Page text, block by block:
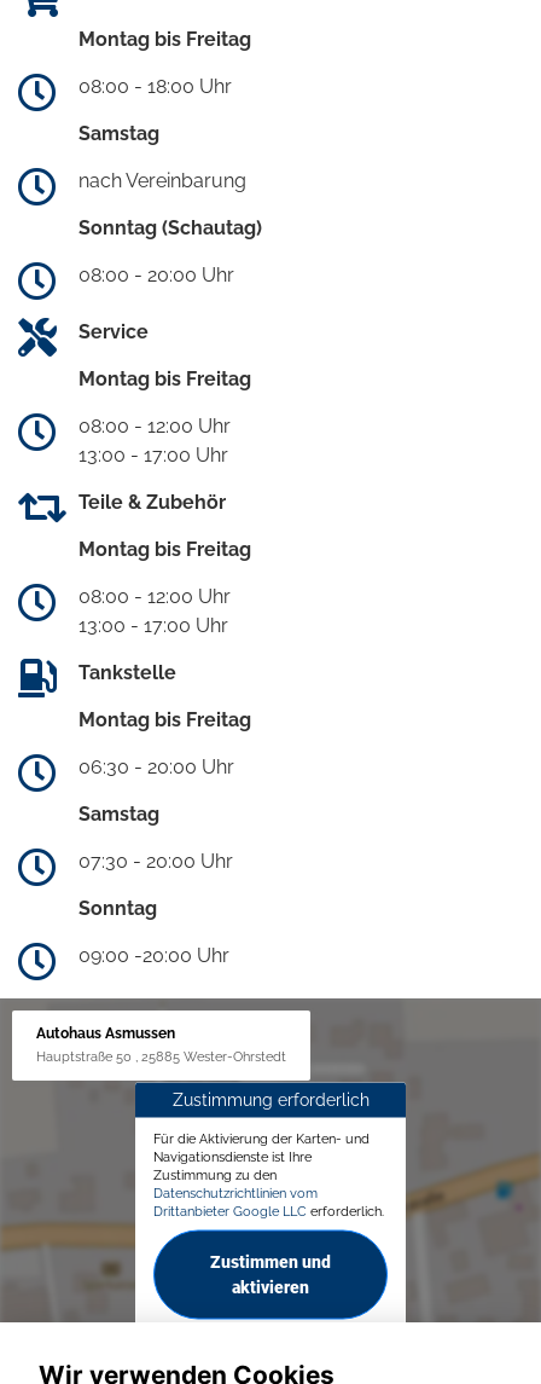
Montag bis Freitag
08:00 - 18:00 Uhr
Samstag
nach Vereinbarung
Sonntag (Schautag)
08:00 - 20:00 Uhr
Service
Montag bis Freitag
08:00 - 12:00 Uhr
13:00 - 17:00 Uhr
Teile & Zubehör
Montag bis Freitag
08:00 - 12:00 Uhr
13:00 - 17:00 Uhr
Tankstelle
Montag bis Freitag
06:30 - 20:00 Uhr
Samstag
07:30 - 20:00 Uhr
Sonntag
09:00 -20:00 Uhr
Autohaus Asmussen
Hauptstraße 50 , 25885 Wester-Ohrstedt
Zustimmung erforderlich
Für die Aktivierung der Karten- und
Navigationsdienste ist Ihre
Zustimmung zu den
Datenschutzrichtlinien vom
Drittanbieter Google LLC erforderlich.
Zustimmen und
aktivieren
Wir verwenden Cookies